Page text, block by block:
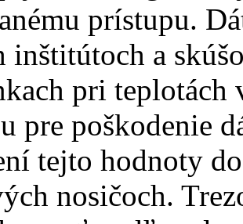
prístupu.
inštitútoch a
pri
pre poškodenie
tejto hodnoty
nosičoch.